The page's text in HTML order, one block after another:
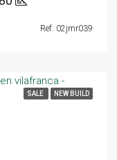
Ref: 02jmr039
SALE NEW BUILD